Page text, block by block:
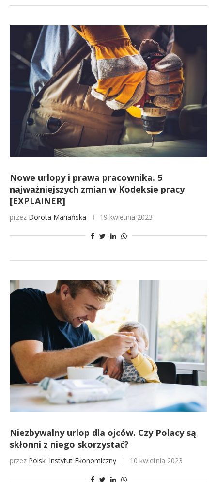
Nowe urlopy i prawa pracownika. 5
najważniejszych zmian w Kodeksie pracy
[EXPLAINER]
przez Dorota Mariańska 19 kwietnia 2023
Niezbywalny urlop dla ojców. Czy Polacy są
skłonni z niego skorzystać?
przez Polski Instytut Ekonomiczny 10 kwietnia 2023